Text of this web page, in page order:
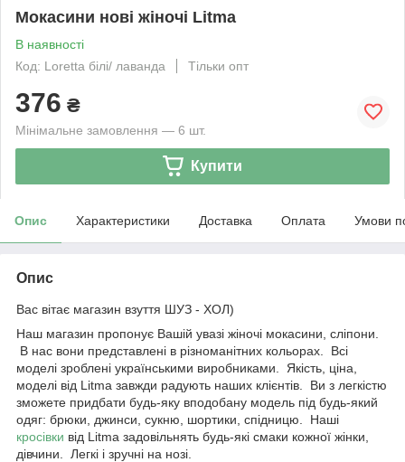
Мокасини нові жіночі Litma
В наявності
Код: Loretta білі/ лаванда
Тільки опт
376 ₴
Мінімальне замовлення — 6 шт.
Купити
Опис Характеристики Доставка Оплата Умови
Опис
Вас вітає магазин взуття ШУЗ - ХОЛ)
Наш магазин пропонує Вашій увазі жіночі мокасини, сліпони.
В нас вони представлені в різноманітних кольорах. Всі
моделі зроблені українськими виробниками. Якість, ціна,
моделі від Litma завжди радують наших клієнтів. Ви з легкістю
зможете придбати будь-яку вподобану модель під будь-який
одяг: брюки, джинси, сукню, шортики, спідницю. Наші
кросівки від Litma задовільнять будь-які смаки кожної жінки,
дівчини. Легкі і зручні на нозі.